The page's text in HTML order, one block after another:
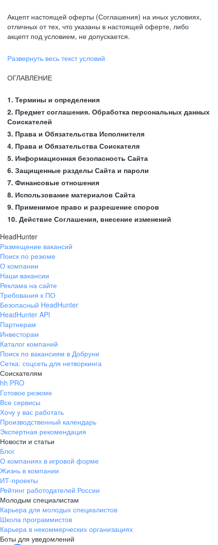
Акцепт настоящей оферты (Соглашения) на иных условиях,
отличных от тех, что указаны в настоящей оферте, либо
акцепт под условием, не допускается.
Развернуть весь текст условий
ОГЛАВЛЕНИЕ
1. Термины и определения
2. Предмет соглашения. Обработка персональных данных
Соискателей
3. Права и Обязательства Исполнителя
4. Права и Обязательства Соискателя
5. Информационная безопасность Сайта
6. Защищенные разделы Сайта и пароли
7. Финансовые отношения
8. Использование материалов Сайта
9. Применимое право и разрешение споров
10. Действие Соглашения, внесение изменений
HeadHunter
Размещение вакансий
Поиск по резюме
О компании
Наши вакансии
Реклама на сайте
Требования к ПО
Безопасный HeadHunter
HeadHunter API
Партнерам
Инвесторам
Каталог компаний
Поиск по вакансиям в Добруни
Сетка: соцсеть для нетворкинга
Соискателям
hh PRO
Готовое резюме
Все сервисы
Хочу у вас работать
Производственный календарь
Экспертная рекомендация
Новости и статьи
Блог
О компаниях в игровой форме
Жизнь в компании
ИТ-проекты
Рейтинг работодателей России
Молодым специалистам
Карьера для молодых специалистов
Школа программистов
Карьера в некоммерческих организациях
Боты для уведомлений